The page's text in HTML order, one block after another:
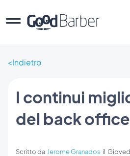
Indietro
I continui
del back
Scritto da Jerome Granados il